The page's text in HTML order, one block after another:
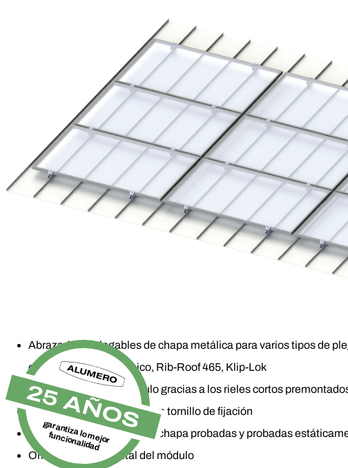
25 AÑOS
garantiza lo mejor
funcionalidad
Abrazaderas plegables de chapa metálica para varios tipos de
costura redonda, Domico, Rib-Roof 465, Klip-Lok
Montaje rápido del módulo gracias a los rieles cortos
Fijación sin penetración con tornillo de fijación
Abrazaderas plegables de chapa probadas y probadas
Orientación horizontal del módulo